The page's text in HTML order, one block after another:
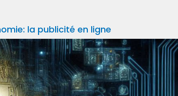
la publicité en ligne